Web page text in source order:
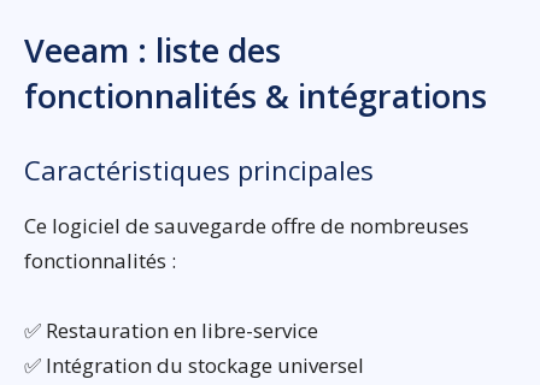
Veeam : liste des
fonctionnalités & intégrations
Caractéristiques principales
Ce logiciel de sauvegarde offre de nombreuses
fonctionnalités :
✅ Restauration en libre-service
✅ Intégration du stockage universel